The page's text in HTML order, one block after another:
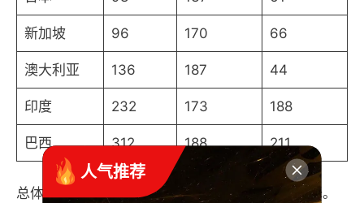
新加坡 96 170 66
澳大利亚 136 187 44
印度 232 173 188
巴西 312 188 211
总体而言，SoftEther 和 Wireguard 是最快的选择。
人气推荐